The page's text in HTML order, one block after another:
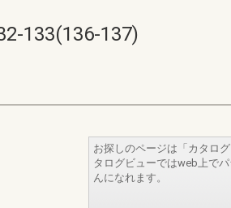
133(136-137)
お探しのページは「カタロ
タログビューではweb上で
んになれます。